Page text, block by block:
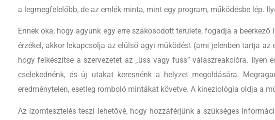
a legmegfelelőbb, de az emlék-minta, mint egy program, működésbe lép.
Ennek oka, hogy agyunk egy erre szakosodott területe, fogadja a
érzékel, akkor lekapcsolja az elülső agyi működést (ami jelenben tartja
hogy felkészítse a szervezetet az „üss vagy fuss” válaszreakcióra.
cselekednénk, és új utakat keresnénk a helyzet megoldására.
eredménytelen, esetleg romboló mintákat követve. A kineziológia oldja a
Az izomtesztelés teszi lehetővé, hogy hozzáférjünk a szükséges